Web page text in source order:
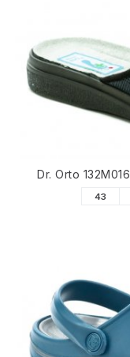
Dr. Orto
43